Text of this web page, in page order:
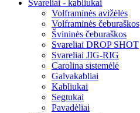
Svareliai - kabliukai
Volframinės avižėlės
Volframinės čeburaškos
Švininės čeburaškos
Svareliai DROP SHOT
Svareliai JIG-RIG
Carolina sistemėlė
Galvakabliai
Kabliukai
Segtukai
Pavadėliai